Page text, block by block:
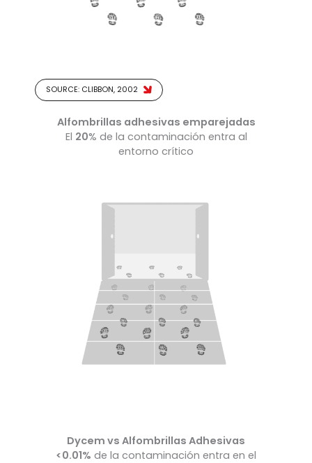
SOURCE: CLIBBON, 2002
Alfombrillas adhesivas emparejadas
El 20% de la contaminación entra al
entorno crítico
Dycem vs Alfombrillas Adhesivas
<0.01% de la contaminación entra en el